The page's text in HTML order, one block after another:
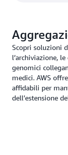
Scopri soluzioni
l’archiviazione,
genomici
medici. AWS
affidabili per
dell’estensione